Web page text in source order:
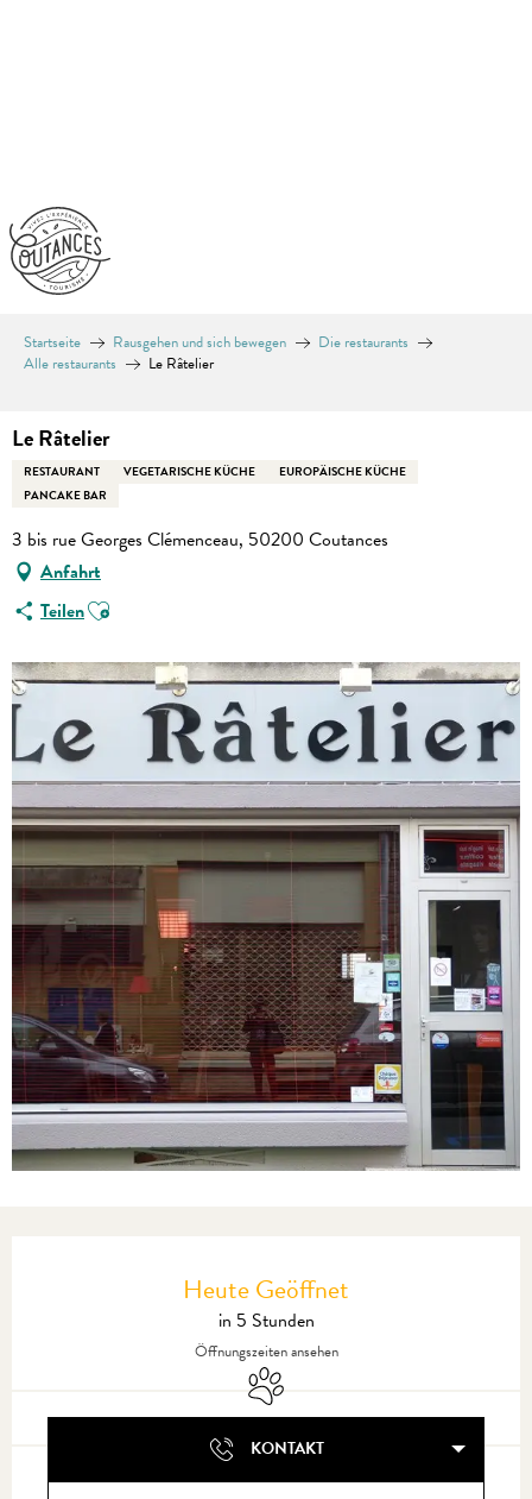
Startseite Rausgehen und sich bewegen
Die restaurants
Alle restaurants
Le Râtelier
Le Râtelier
RESTAURANT VEGETARISCHE KÜCHE
EUROPÄISCHE KÜCHE
PANCAKE BAR
3 bis rue Georges Clémenceau, 50200 Coutances
Anfahrt
TeilenAjouter aux favoris
Heute Geöffnet
in 5 Stunden
Öffnungszeiten ansehen
Tiere erlaubt
KONTAKT